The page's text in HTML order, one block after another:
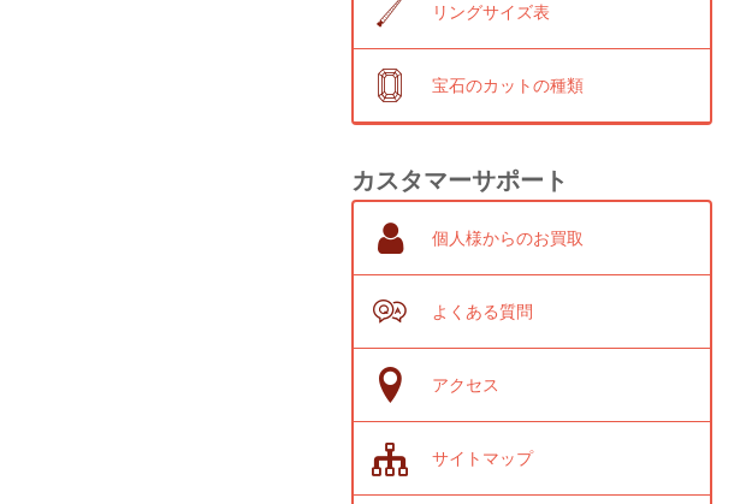
リングサイズ表
宝石のカットの種類
カスタマーサポート
個人様からのお買取
よくある質問
アクセス
サイトマップ